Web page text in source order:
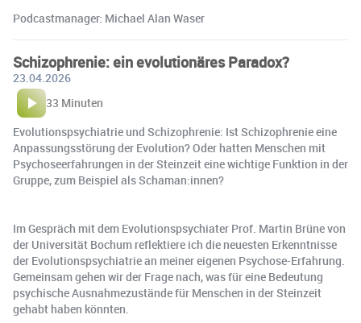
Podcastmanager: Michael Alan Waser
Schizophrenie: ein evolutionäres Paradox?
23.04.2026
33 Minuten
Evolutionspsychiatrie und Schizophrenie: Ist Schizophrenie eine
Anpassungsstörung der Evolution? Oder hatten Menschen mit
Psychoseerfahrungen in der Steinzeit eine wichtige Funktion in der
Gruppe, zum Beispiel als Schaman:innen?
Im Gespräch mit dem Evolutionspsychiater Prof. Martin Brüne von
der Universität Bochum reflektiere ich die neuesten Erkenntnisse
der Evolutionspsychiatrie an meiner eigenen Psychose-Erfahrung.
Gemeinsam gehen wir der Frage nach, was für eine Bedeutung
psychische Ausnahmezustände für Menschen in der Steinzeit
gehabt haben könnten.